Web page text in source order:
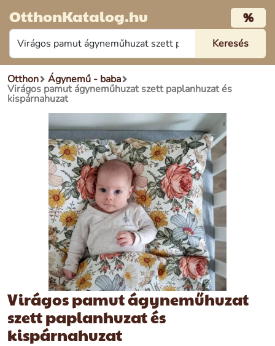
OtthonKatalog.hu %
Otthon Ágynemű - baba
Virágos pamut ágyneműhuzat szett paplanhuzat és
kispárnahuzat
Virágos pamut ágyneműhuzat
szett paplanhuzat és
kispárnahuzat